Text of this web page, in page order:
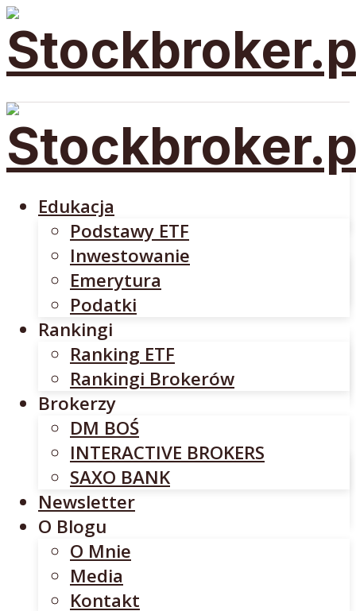
Podstawy ETF
Inwestowanie
Emerytura
Podatki
Rankingi
Ranking ETF
Rankingi Brokerów
Brokerzy
DM BOŚ
INTERACTIVE BROKERS
SAXO BANK
Newsletter
O Blogu
O Mnie
Media
Kontakt
Facebook
Twitter
Edukacja
Podstawy ETF
Inwestowanie
Emerytura
Podatki
Rankingi
Ranking ETF
Rankingi Brokerów
Brokerzy
DM BOŚ
INTERACTIVE BROKERS
SAXO BANK
Newsletter
O Blogu
O Mnie
Media
Kontakt